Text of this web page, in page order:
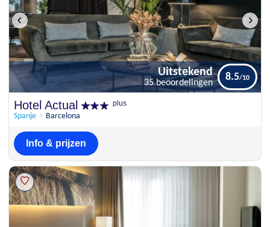
Hotel Actual plus
Spanje Barcelona
Uitstekend
35 beoordelingen
8.5
Info & prijzen